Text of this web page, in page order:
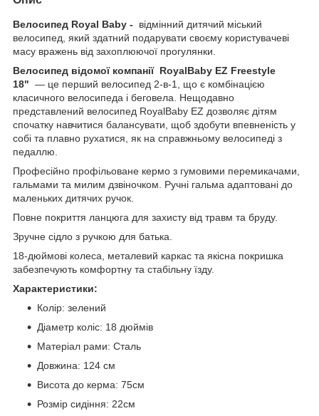
Велосипед Royal Baby -
відмінний дитячий міський
велосипед, який здатний подарувати своєму користувачеві
масу вражень від захоплюючої прогулянки.
Велосипед відомої компанії RoyalBaby EZ Freestyle
18" — це перший велосипед 2-в-1, що є комбінацією
класичного велосипеда і беговела. Нещодавно
представлений велосипед RoyalBaby EZ дозволяє дітям
спочатку навчитися балансувати, щоб здобути впевненість у
собі та плавно рухатися, як на справжньому велосипеді з
педаллю.
Професійно профільоване кермо з гумовими перемикачами,
гальмами та милим дзвіночком. Ручні гальма адаптовані до
маленьких дитячих ручок.
Повне покриття ланцюга для захисту від травм та бруду.
Зручне сідло з ручкою для батька.
18-дюймові колеса, металевий каркас та якісна покришка
забезпечують комфортну та стабільну їзду.
Характеристики:
Колір: зелений
Діаметр коліс: 18 дюймів
Матеріал рами: Сталь
Довжина: 124 см
Висота до керма: 75см
Розмір сидіння: 22см